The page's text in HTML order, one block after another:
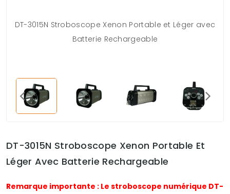
DT-3015N Stroboscope Xenon Portable et Léger avec
Batterie Rechargeable
DT-3015N Stroboscope Xenon Portable Et
Léger Avec Batterie Rechargeable
Remarque importante : Le stroboscope numérique DT-